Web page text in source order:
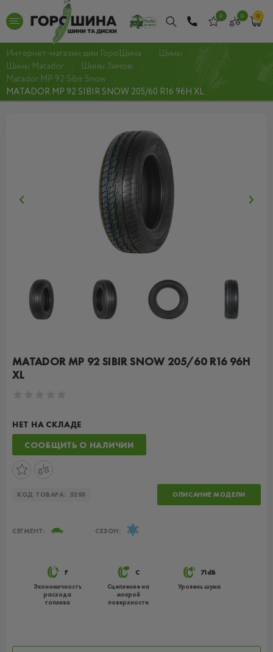
0 0 0
Интернет-магазин шин ГороШина
Шины
Шины Matador
Шины Зимові
Matador MP 92 Sibir Snow
MATADOR MP 92 SIBIR SNOW 205/60 R16 96H XL
MATADOR MP 92 SIBIR SNOW 205/60 R16 96H
XL
НЕТ НА СКЛАДЕ
СООБЩИТЬ О НАЛИЧИИ
КОД ТОВАРА: 5293 ОПИСАНИЕ МОДЕЛИ
F
Экономичность
расхода
топлива
C
Сцепление на
мокрой
поверхности
71dB
Уровень шума
СЕГМЕНТ: СЕЗОН: